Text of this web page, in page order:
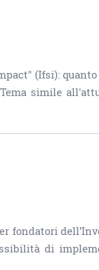
(Ifsi):
simile
fondatori
di